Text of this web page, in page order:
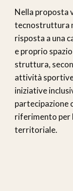
Nella proposta
tecnostruttura
risposta a una
e proprio
struttura,
attività
iniziative
partecipazione
riferimento per
territoriale.